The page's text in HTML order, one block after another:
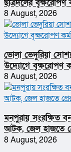
ছাত্রদলের বৃক্ষরোপণ
8 August, 2026
ভোলা ভেদুরিয়া
উদ্যোগে বৃক্ষরোপণ
8 August, 2026
মনপুরায় সংরক্ষিত
আটক, জেল হাজতে
8 August, 2026